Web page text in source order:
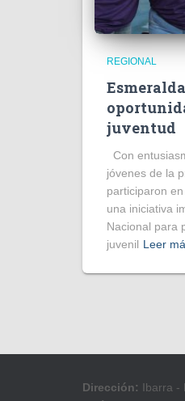
REGIONAL
juventud
Con
jóvenes de la
participaron en
una iniciativa
Nacional para
juvenil Leer
Dirección: Ibarra -